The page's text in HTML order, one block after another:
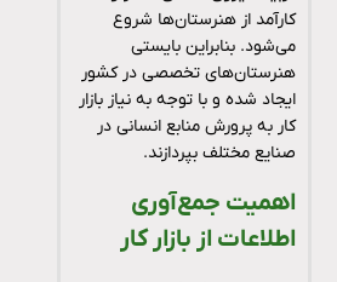
کارآمد از هنرستان‌ها شروع
می‌شود. بنابراین بایستی
هنرستان‌های تخصصی در کشور
ایجاد شده و با توجه به نیاز بازار
کار به پرورش منابع انسانی در
صنایع مختلف بپردازند.
اهمیت جمع‌آوری
اطلاعات از بازار کار